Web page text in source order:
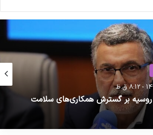
روسیه بر گسترش همکاری‌های سلامت